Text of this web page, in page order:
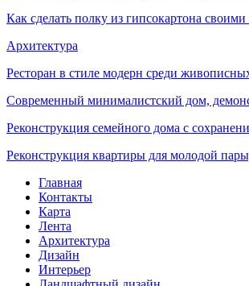
Как сделать полку из гипсокартона
Архитектура
Ресторан в стиле модерн среди
Современный минималистский дом,
Реконструкция семейного дома с
Реконструкция квартиры для молодой
Главная
Контакты
Карта
Лента
Архитектура
Дизайн
Интерьер